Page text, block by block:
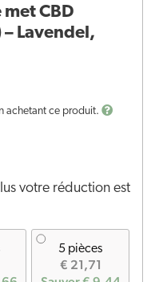
CBD
Lavendel,
achetant ce produit.
votre réduction est
5 pièces
€ 21,71